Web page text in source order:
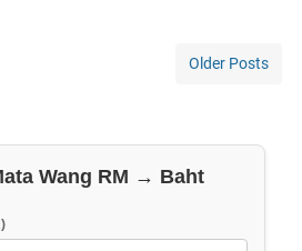
Older Posts
Wang RM → Baht